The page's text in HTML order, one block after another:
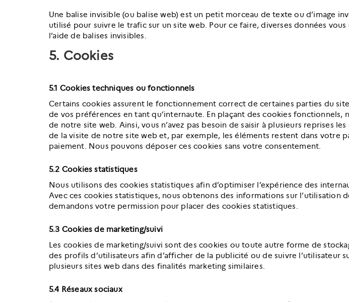
Une balise invisible (ou balise web) est un petit morceau de texte ou d’image
utilisé pour suivre le trafic sur un site web. Pour ce faire, diverses données
l’aide de balises invisibles.
5. Cookies
5.1 Cookies techniques ou fonctionnels
Certains cookies assurent le fonctionnement correct de certaines parties du
de vos préférences en tant qu’internaute. En plaçant des cookies fonctionnels,
de notre site web. Ainsi, vous n’avez pas besoin de saisir à plusieurs reprises
de la visite de notre site web et, par exemple, les éléments restent dans votre
paiement. Nous pouvons déposer ces cookies sans votre consentement.
5.2 Cookies statistiques
Nous utilisons des cookies statistiques afin d’optimiser l’expérience des
Avec ces cookies statistiques, nous obtenons des informations sur l’utilisation
demandons votre permission pour placer des cookies statistiques.
5.3 Cookies de marketing/suivi
Les cookies de marketing/suivi sont des cookies ou toute autre forme de
des profils d’utilisateurs afin d’afficher de la publicité ou de suivre l’utilisateur
plusieurs sites web dans des finalités marketing similaires.
5.4 Réseaux sociaux